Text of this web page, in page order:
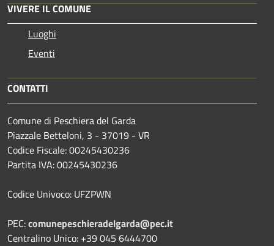
VIVERE IL COMUNE
Luoghi
Eventi
CONTATTI
Comune di Peschiera del Garda
Piazzale Betteloni, 3 - 37019 - VR
Codice Fiscale: 00245430236
Partita IVA: 00245430236
Codice Univoco: UFZPWN
PEC:comunepeschieradelgarda@pec.it
Centralino Unico: +39 045 6444700